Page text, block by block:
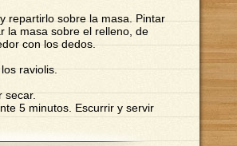
repartirlo sobre la masa. Pintar
la masa sobre el relleno, de
con los dedos.
raviolis.
secar.
5 minutos. Escurrir y servir